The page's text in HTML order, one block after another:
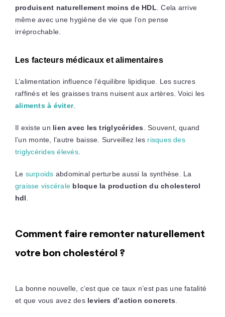
produisent naturellement moins de HDL . Cela arrive
même avec une hygiène de vie que l’on pense
irréprochable.
Les facteurs médicaux et alimentaires
L’alimentation influence l’équilibre lipidique. Les sucres
raffinés et les graisses trans nuisent aux artères. Voici les
aliments à éviter.
Il existe un lien avec les triglycérides . Souvent, quand
l’un monte, l’autre baisse. Surveillez les risques des
triglycérides élevés.
Le surpoids abdominal perturbe aussi la synthèse. La
graisse viscérale bloque la production du cholesterol
hdl
Comment faire remonter naturellement
votre bon cholestérol ?
La bonne nouvelle, c’est que ce taux n’est pas une fatalité
et que vous avez des leviers d’action concrets